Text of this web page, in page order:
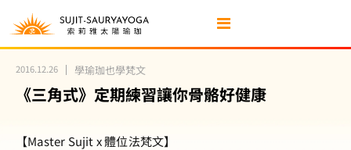
2016.12.26 學瑜珈也學梵文
《三角式》定期練習讓你骨骼好健康
【Master Sujit x 體位法梵文】